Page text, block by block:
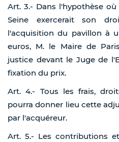
Art. 3.- Dans l'hypothèse
Seine exercerait son
l'acquisition du pavillon à
euros, M. le Maire de
justice devant le Juge de
fixation du prix.
Art. 4.- Tous les frais,
pourra donner lieu cette
par l'acquéreur.
Art. 5.- Les contributions